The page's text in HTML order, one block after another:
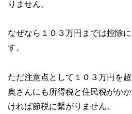
りません。
なぜなら１０３万円までは控除
す。
ただ注意点として１０３万円を
奥さんにも所得税と住民税がか
ければ節税に繋がりません。